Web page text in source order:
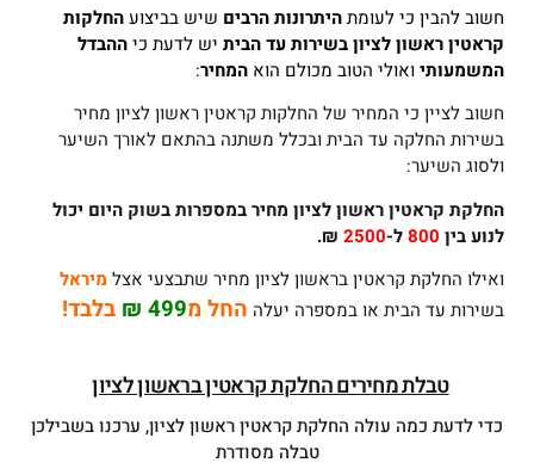
חשוב להבין כי לעומתהיתרונות הרבים שיש בביצועהחלקות
קראטין ראשון לציוןבשירות עד הבית יש לדעת כיההבדל
המשמעותיואולי הטוב מכולם הוא המחיר:
חשוב לציין כי המחיר של החלקות קראטין ראשון לציון מחיר
בשירות החלקה עד הבית ובכלל משתנה בהתאם לאורך השיער
ולסוג השיער:
החלקת קראטין ראשון לציון מחיר במספרות בשוק היום יכול
לנוע בין 800ל-2500
₪.
ואילו החלקת קראטין בראשון לציון מחיר שתבצעי אצל מיראל
בשירות עד הבית או במספרה יעלה החל מ499 ₪ בלבד!
טבלת מחירים החלקת קראטין בראשון לציון
כדי לדעת כמה עולה החלקת קראטין ראשון לציון, ערכנו בשבילכן
טבלה מסודרת